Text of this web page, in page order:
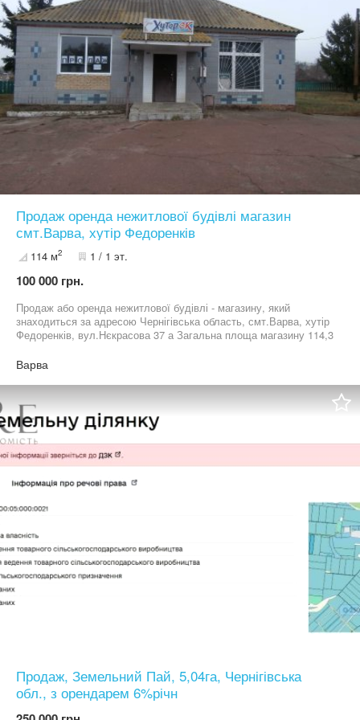
Просторий погреб площею 18 м² Господарські будівлі Город
Щедрий на врожаї сад Виноградник Цей будинок очікує на нову,
велику родину! Бажаєте більше деталей, телефонуйте! Агент з
нерухомості Марина Бірюзова
Продаж оренда нежитлової будівлі магазин
смт.Варва, хутір Федоренків
114 м2 1 / 1 эт.
100 000 грн.
Продаж або оренда нежитлової будівлі - магазину, який
знаходиться за адресою Чернігівська область, смт.Варва, хутір
Федоренків, вул.Нєкрасова 37 а Загальна площа магазину 114,3
звертатися за телефоном 06*********62
Варва
Продаж, Земельний Пай, 5,04га, Чернігівська
обл., з орендарем 6%річн